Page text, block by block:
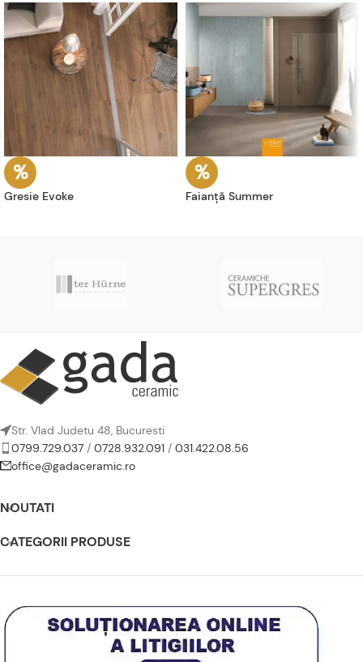
Gresie Evoke Faianță Summer
Str. Vlad Judetu 48, Bucuresti
0799.729.037 / 0728.932.091 / 031.422.08.56
office@gadaceramic.ro
NOUTATI
CATEGORII PRODUSE